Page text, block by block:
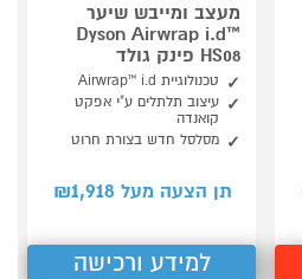
מעצב ומייבש שיער
Dyson Airwrap i.d™
HS08 פינק גולד
טכנולוגיית Airwrap™ i.d
עיצוב תלתלים ע"י אפקט
קואנדה
מסלסל חדש בצורת חרוט
תן הצעה מעל ₪ 1,918
למידע ורכישה